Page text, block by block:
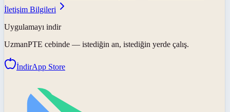
İletişim Bilgileri
Uygulamayı indir
UzmanPTE cebinde — istediğin an, istediğin yerde çalış.
İndirApp Store